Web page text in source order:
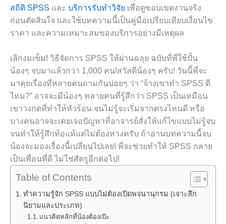
สถิติ SPSS และ บริการรับทำวิจัย เพื่อดูขอบเขตงานจริง
ก่อนตัดสินใจ และใช้บทความนี้เป็นคู่มือเปรียบเทียบเงื่อนไข
ราคา และความเหมาะสมของบริการอย่างมีเหตุผล
เลิกงมเข็ม! วิธีจัดการ SPSS ให้ผ่านฉลุย ฉบับที่พี่ใช้ปั้น
น้องๆ จบมาแล้วกว่า 1,000 คน!สวัสดีน้องๆ ครับ! วันนี้พี่จะ
มาคุยเรื่องที่หลายคนถามกันบ่อยๆ ว่า “จ้างเขาทำ SPSS ดี
ไหม?” อาจจะมีน้องๆ หลายคนที่รู้สึกว่า SPSS เป็นเหมือน
เขาวงกตที่ทำให้หัวร้อน จนไม่รู้จะเริ่มจากตรงไหนดี หรือ
บางคนอาจจะเคยเจอปัญหาที่อาจารย์สั่งให้แก้ไขแบบไม่รู้จบ
จนทำให้รู้สึกท้อแท้แต่ไม่ต้องห่วงครับ ถ้าอ่านบทความนี้จบ
น้องจะมองเรื่องนี้เปลี่ยนไปเลย! พี่จะช่วยทำให้ SPSS กลาย
เป็นเพื่อนที่ดี ไม่ใช่ศัตรูอีกต่อไป!
Table of Contents
ทำความรู้จัก SPSS แบบไม่ต้องเปิดพจนานุกรม (เจาะลึก
นิยามและประเภท)
แนวคิดหลักที่น้องต้องเป๊ะ